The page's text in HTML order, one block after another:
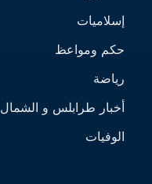
إسلاميات
حكم ومواعظ
رياضة
أخبار طرابلس و الشمال
الوفيات